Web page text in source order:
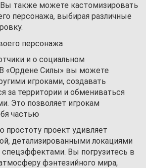
также можете кастомизировать
персонажа, выбирая различные
и о социальном
«Ордене Силы» вы можете
игроками, создавать
за территории и обмениваться
Это позволяет игрокам
частью
простоту проект удивляет
детализированными локациями
Вы погрузитесь в
фэнтезийного мира,